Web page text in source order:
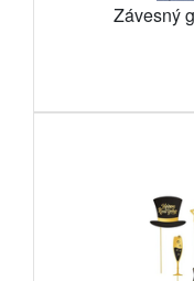
Závesný